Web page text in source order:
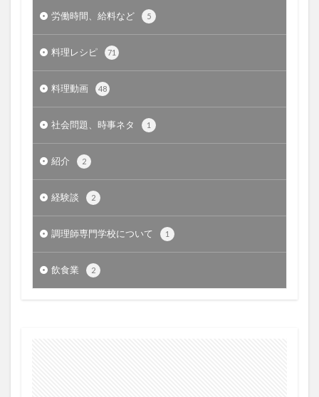
労働時間、給料など 5
料理レシピ 71
料理動画 48
社会問題、時事ネタ 1
紹介 2
経験談 2
調理師専門学校について 1
飲食業 2